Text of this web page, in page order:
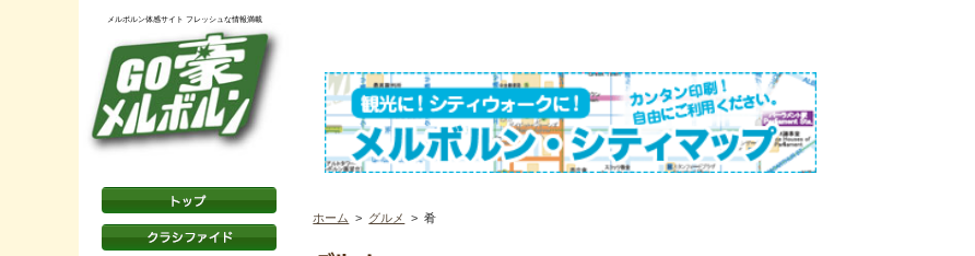
メルボルン体感サイト フレッシュな情報満載
ホーム > グルメ > 肴